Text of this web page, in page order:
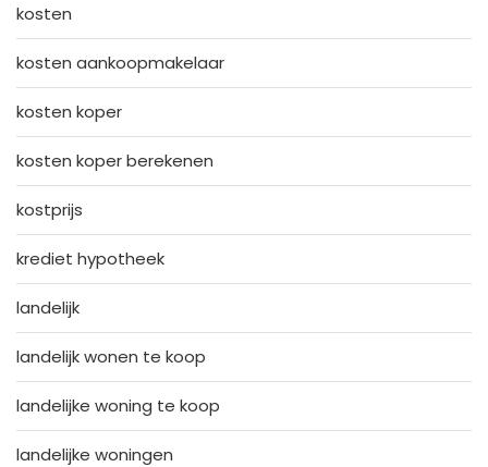
kosten
kosten aankoopmakelaar
kosten koper
kosten koper berekenen
kostprijs
krediet hypotheek
landelijk
landelijk wonen te koop
landelijke woning te koop
landelijke woningen